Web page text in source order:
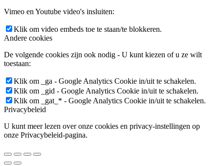
Vimeo en Youtube video's insluiten:
Klik om video embeds toe te staan/te blokkeren.
Andere cookies
De volgende cookies zijn ook nodig - U kunt kiezen of u ze wilt
toestaan:
Klik om _ga - Google Analytics Cookie in/uit te schakelen.
Klik om _gid - Google Analytics Cookie in/uit te schakelen.
Klik om _gat_* - Google Analytics Cookie in/uit te schakelen.
Privacybeleid
U kunt meer lezen over onze cookies en privacy-instellingen op
onze Privacybeleid-pagina.